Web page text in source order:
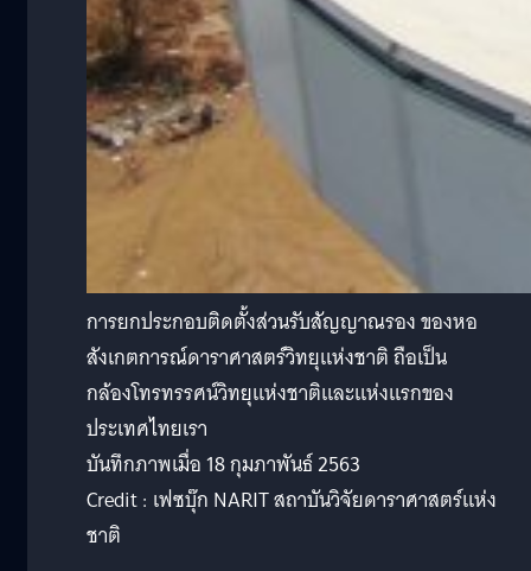
การยกประกอบติดตั้งส่วนรับสัญญาณรอง ของหอ
สังเกตการณ์ดาราศาสตร์วิทยุแห่งชาติ ถือเป็น
กล้องโทรทรรศน์วิทยุแห่งชาติและแห่งแรกของ
ประเทศไทยเรา
บันทึกภาพเมื่อ 18 กุมภาพันธ์ 2563
Credit : เฟซบุ๊ก NARIT สถาบันวิจัยดาราศาสตร์แห่ง
ชาติ